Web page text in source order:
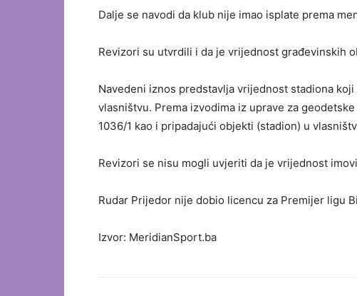
Dalje se navodi da klub nije imao isplate prema
Revizori su utvrdili i da je vrijednost građevinskih
Navedeni iznos predstavlja vrijednost stadiona
vlasništvu. Prema izvodima iz uprave za
1036/1 kao i pripadajući objekti (stadion) u
Revizori se nisu mogli uvjeriti da je vrijednost
Rudar Prijedor nije dobio licencu za Premijer ligu
Izvor: MeridianSport.ba